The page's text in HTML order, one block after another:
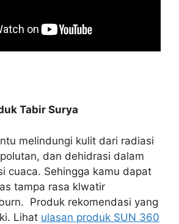
Tabir Surya
melindungi kulit dari radiasi
dan dehidrasi dalam
cuaca. Sehingga kamu dapat
tampa rasa klwatir
Produk rekomendasi yang
Lihat ulasan produk SUN 360